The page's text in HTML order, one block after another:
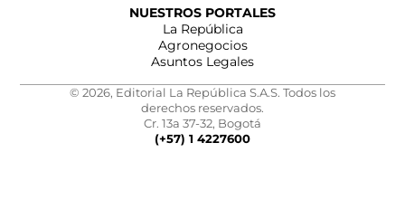
NUESTROS PORTALES
La República
Agronegocios
Asuntos Legales
© 2026, Editorial La República S.A.S. Todos los
derechos reservados.
Cr. 13a 37-32, Bogotá
(+57) 1 4227600